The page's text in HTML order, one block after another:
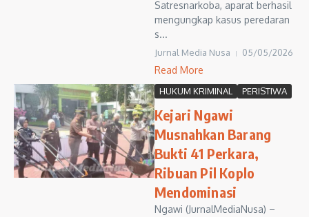
Satresnarkoba, aparat berhasil
mengungkap kasus peredaran
s...
Jurnal Media Nusa 05/05/2026
Read More
HUKUM KRIMINAL PERISTIWA
Kejari Ngawi
Musnahkan Barang
Bukti 41 Perkara,
Ribuan Pil Koplo
Mendominasi
Ngawi (JurnalMediaNusa) –